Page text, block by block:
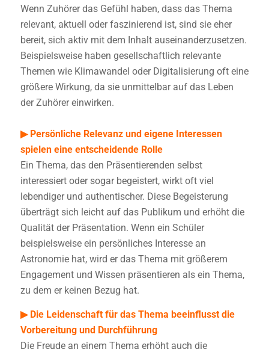
Wenn Zuhörer das Gefühl haben, dass das Thema
relevant, aktuell oder faszinierend ist, sind sie eher
bereit, sich aktiv mit dem Inhalt auseinanderzusetzen.
Beispielsweise haben gesellschaftlich relevante
Themen wie Klimawandel oder Digitalisierung oft eine
größere Wirkung, da sie unmittelbar auf das Leben
der Zuhörer einwirken.
▶ Persönliche Relevanz und eigene Interessen
spielen eine entscheidende Rolle
Ein Thema, das den Präsentierenden selbst
interessiert oder sogar begeistert, wirkt oft viel
lebendiger und authentischer. Diese Begeisterung
überträgt sich leicht auf das Publikum und erhöht die
Qualität der Präsentation. Wenn ein Schüler
beispielsweise ein persönliches Interesse an
Astronomie hat, wird er das Thema mit größerem
Engagement und Wissen präsentieren als ein Thema,
zu dem er keinen Bezug hat.
▶ Die Leidenschaft für das Thema beeinflusst die
Vorbereitung und Durchführung
Die Freude an einem Thema erhöht auch die